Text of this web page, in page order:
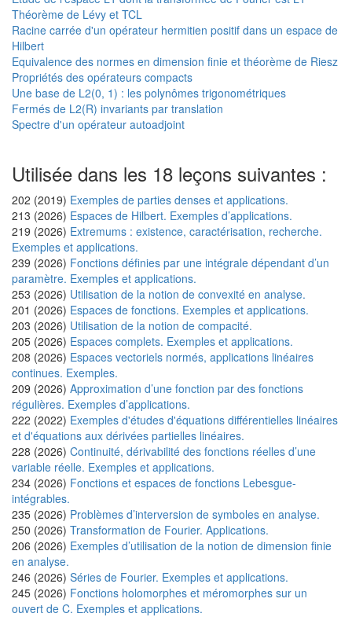
Théorème de Lévy et TCL
Racine carrée d'un opérateur hermitien positif dans un espace de
Hilbert
Equivalence des normes en dimension finie et théorème de Riesz
Propriétés des opérateurs compacts
Une base de L2(0, 1) : les polynômes trigonométriques
Fermés de L2(R) invariants par translation
Spectre d'un opérateur autoadjoint
Utilisée dans les 18 leçons suivantes :
202 (2019) Exemples de parties denses et applications.
213 (2026) Espaces de Hilbert. Exemples d’applications.
219 (2026) Extremums : existence, caractérisation, recherche.
Exemples et applications.
239 (2026) Fonctions définies par une intégrale dépendant d’un
paramètre. Exemples et applications.
253 (2026) Utilisation de la notion de convexité en analyse.
201 (2026) Espaces de fonctions. Exemples et applications.
203 (2026) Utilisation de la notion de compacité.
205 (2026) Espaces complets. Exemples et applications.
208 (2026) Espaces vectoriels normés, applications linéaires
continues. Exemples.
209 (2026) Approximation d’une fonction par des fonctions
régulières. Exemples d’applications.
222 (2022) Exemples d'études d'équations différentielles linéaires
et d'équations aux dérivées partielles linéaires.
228 (2026) Continuité, dérivabilité des fonctions réelles d’une
variable réelle. Exemples et applications.
234 (2026) Fonctions et espaces de fonctions Lebesgue-
intégrables.
235 (2026) Problèmes d’interversion de symboles en analyse.
250 (2026) Transformation de Fourier. Applications.
206 (2026) Exemples d’utilisation de la notion de dimension finie
en analyse.
246 (2026) Séries de Fourier. Exemples et applications.
245 (2026) Fonctions holomorphes et méromorphes sur un
ouvert de C. Exemples et applications.